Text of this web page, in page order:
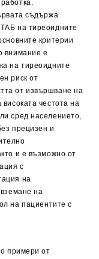
съдържа
на тиреоидните
критерии
внимание е
на тиреоидните
риск от
от извършване на
честота на
сред населението,
прецизен и
и е възможно от
с
на
на
на пациентите с
примери от